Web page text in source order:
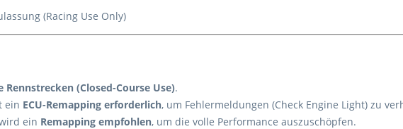
(Racing Use Only)
Rennstrecken (Closed-Course Use).
ein ECU-Remapping erforderlich, um Fehlermeldungen (Check Engine Light) zu
ein Remapping empfohlen, um die volle Performance auszuschöpfen.